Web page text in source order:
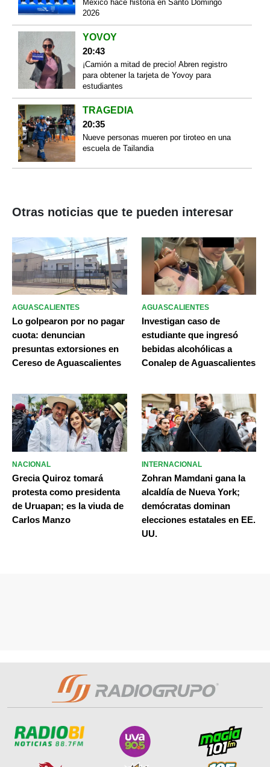
México hace historia en Santo Domingo
2026
YOVOY
20:43
¡Camión a mitad de precio! Abren registro
para obtener la tarjeta de Yovoy para
estudiantes
TRAGEDIA
20:35
Nueve personas mueren por tiroteo en una
escuela de Tailandia
Otras noticias que te pueden interesar
AGUASCALIENTES
Lo golpearon por no pagar
cuota: denuncian
presuntas extorsiones en
Cereso de Aguascalientes
AGUASCALIENTES
Investigan caso de
estudiante que ingresó
bebidas alcohólicas a
Conalep de Aguascalientes
NACIONAL
Grecia Quiroz tomará
protesta como presidenta
de Uruapan; es la viuda de
Carlos Manzo
INTERNACIONAL
Zohran Mamdani gana la
alcaldía de Nueva York;
demócratas dominan
elecciones estatales en EE.
UU.